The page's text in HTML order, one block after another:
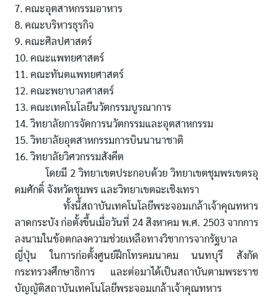
7. คณะอุตสาหกรรมอาหาร
8. คณะบริหารธุรกิจ
9. คณะศิลปศาสตร์
10. คณะแพทยศาสตร์
11. คณะทันตแพทยศาสตร์
12. คณะพยาบาลศาสตร์
13. คณะเทคโนโลยีนวัตกรรมบูรณาการ
14. วิทยาลัยการจัดการนวัตกรรมและอุตสาหกรรม
15. วิทยาลัยอุตสาหกรรมการบินนานาชาติ
16. วิทยาลัยวิศวกรรมสังคีต
โดยมี 2 วิทยาเขตประกอบด้วย วิทยาเขตชุมพรเขตรอุ
ดมศักดิ์ จังหวัดชุมพร และวิทยาเขตฉะเชิงเทรา
ทั้งนี้สถาบันเทคโนโลยีพระจอมเกล้าเจ้าคุณทหาร
ลาดกระบัง ก่อตั้งขึ้นเมื่อวันที่ 24 สิงหาคม พ.ศ. 2503 จากการ
ลงนามในข้อตกลงความช่วยเหลือทางวิชาการจากรัฐบาล
ญี่ปุ่น ในการก่อตั้งศูนย์ฝึกโทรคมนาคม นนทบุรี สังกัด
กระทรวงศึกษาธิการ และต่อมาได้เป็นสถาบันตามพระราช
บัญญัติสถาบันเทคโนโลยีพระจอมเกล้าเจ้าคุณทหาร